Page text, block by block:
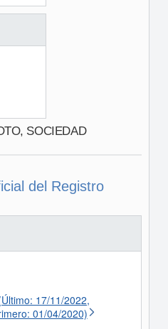
SOCIEDAD
del Registro
17/11/2022,
01/04/2020)